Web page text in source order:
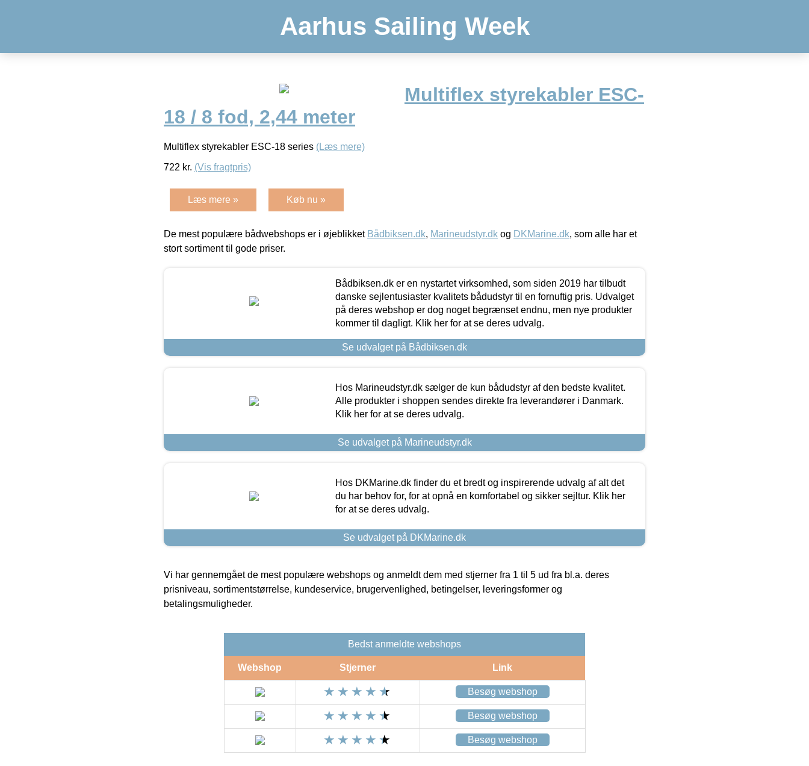
Aarhus Sailing Week
Multiflex styrekabler ESC-
18 / 8 fod, 2,44 meter
Multiflex styrekabler ESC-18 series (Læs mere)
722 kr. (Vis fragtpris)
Læs mere » Køb nu »
De mest populære bådwebshops er i øjeblikket Bådbiksen.dk, Marineudstyr.dk og DKMarine.dk, som alle har et
stort sortiment til gode priser.
Bådbiksen.dk er en nystartet virksomhed, som siden 2019 har tilbudt
danske sejlentusiaster kvalitets bådudstyr til en fornuftig pris. Udvalget
på deres webshop er dog noget begrænset endnu, men nye produkter
kommer til dagligt. Klik her for at se deres udvalg.
Se udvalget på Bådbiksen.dk
Hos Marineudstyr.dk sælger de kun bådudstyr af den bedste kvalitet.
Alle produkter i shoppen sendes direkte fra leverandører i Danmark.
Klik her for at se deres udvalg.
Se udvalget på Marineudstyr.dk
Hos DKMarine.dk finder du et bredt og inspirerende udvalg af alt det
du har behov for, for at opnå en komfortabel og sikker sejltur. Klik her
for at se deres udvalg.
Se udvalget på DKMarine.dk
Vi har gennemgået de mest populære webshops og anmeldt dem med stjerner fra 1 til 5 ud fra bl.a. deres
prisniveau, sortimentstørrelse, kundeservice, brugervenlighed, betingelser, leveringsformer og
betalingsmuligheder.
Bedst anmeldte webshops
Webshop Stjerner Link
Besøg webshop
Besøg webshop
Besøg webshop